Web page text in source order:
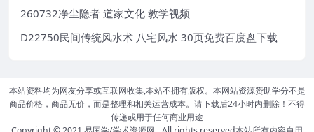
260732净尘隐者 道家文化 教学视频
D22750民间传统风水术 八宅风水 30页免费百度盘下载
本站资料均为网友分享或互联网收集,本站不拥有版权。本网站资源赞助学分不是
商品价格，商品无价，而是整理和相关运营成本。请下载后24小时内删除！不得
传递或用于任何商业用途